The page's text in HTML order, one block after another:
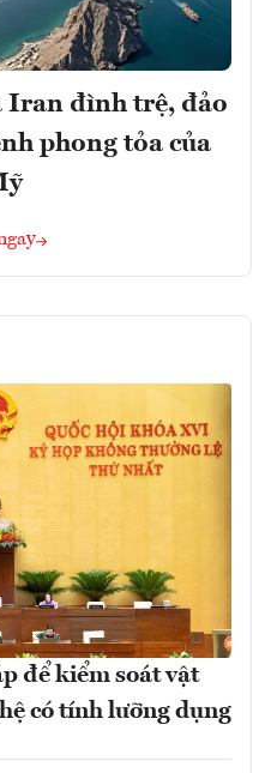
Iran đình trệ, đảo
phong tỏa của
để kiểm soát vật
có tính lưỡng dụng